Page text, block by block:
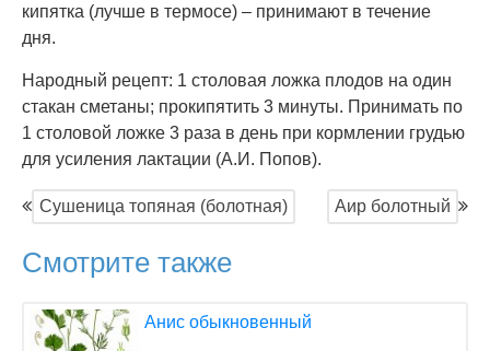
кипятка (лучше в термосе) – принимают в течение
дня.
Народный рецепт: 1 столовая ложка плодов на один
стакан сметаны; прокипятить 3 минуты. Принимать по
1 столовой ложке 3 раза в день при кормлении грудью
для усиления лактации (А.И. Попов).
Сушеница топяная (болотная) Аир болотный
Смотрите также
Анис обыкновенный